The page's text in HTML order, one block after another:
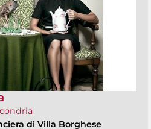
di Villa Borghese